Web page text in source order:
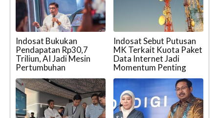
Indosat Bukukan
Pendapatan Rp30,7
Triliun, AI Jadi Mesin
Pertumbuhan
Indosat Sebut Putusan
MK Terkait Kuota Paket
Data Internet Jadi
Momentum Penting